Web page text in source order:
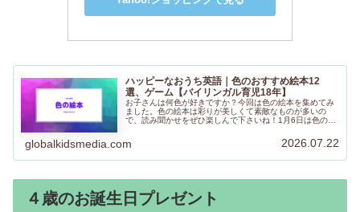
ハッピーなおうち英語｜色のおすすめ絵本12
選、ゲーム【バイリンガル育児18年】
お子さんは何色が好きですか？今回は色の絵本を集めてみ
ました。色の絵本は彩りが美しくて素敵なものが多いの
で、読み聞かせをぜひ楽しんで下さいね！1月6日は色の
globalkidsmedia.com 2026.07.22
４歳のお誕生日プレゼント